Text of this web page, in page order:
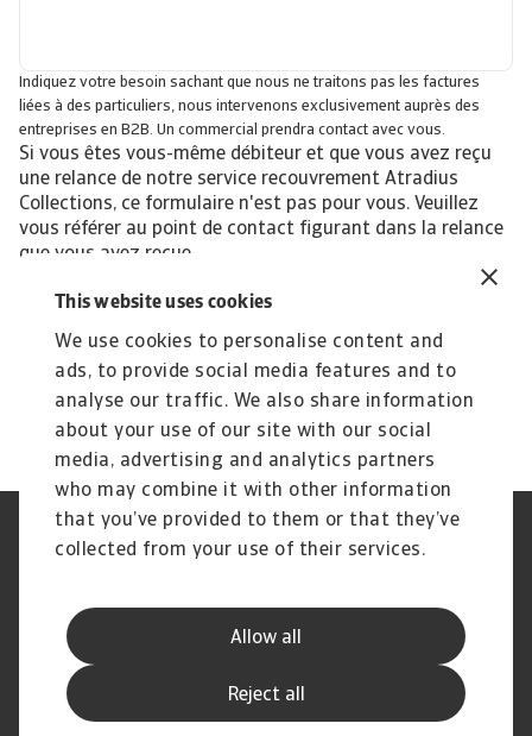
This website uses cookies
We use cookies to personalise content and
ads, to provide social media features and to
analyse our traffic. We also share information
about your use of our site with our social
media, advertising and analytics partners
who may combine it with other information
that you’ve provided to them or that they’ve
collected from your use of their services.
Allow all
Reject all
Indiquez votre besoin sachant que nous ne traitons pas les factures
liées à des particuliers, nous intervenons exclusivement auprès des
entreprises en B2B. Un commercial prendra contact avec vous.
Si vous êtes vous-même débiteur et que vous avez reçu
une relance de notre service recouvrement Atradius
Collections, ce formulaire n'est pas pour vous. Veuillez
vous référer au point de contact figurant dans la relance
que vous avez reçue.
Collections B.V. ou d'Atradius Collect
mon consentement à ce qui est décrit dans Confidentialité des
données du site www.atradiuscollections.com/fr
Phishing et sécurité de vos
Cookie Information
Informations aux fournisseurs
d'Atradius
Foire Aux Questions